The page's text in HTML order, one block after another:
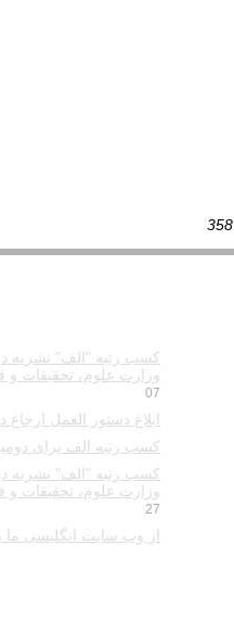
358
کسب رتبه "الف" نشریه
وزارت علوم، تحقیقات و
07
ابلاغ دستور العمل ارجاع
کسب رتبه الف برای
کسب رتبه "الف" نشریه
وزارت علوم، تحقیقات و
27
از وب سایت انگلیسی ما